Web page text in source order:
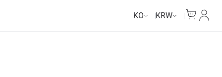
KO KRW
내 계